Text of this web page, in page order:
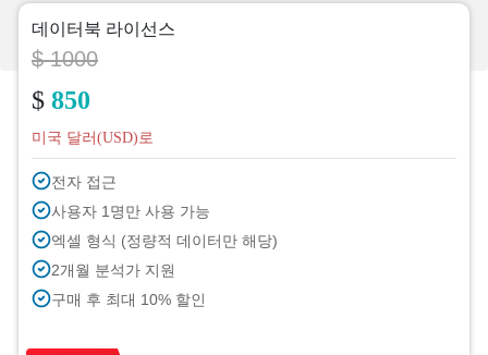
데이터북 라이선스
$ 1000
$ 850
미국 달러(USD)로
전자 접근
사용자 1명만 사용 가능
엑셀 형식 (정량적 데이터만 해당)
2개월 분석가 지원
구매 후 최대 10% 할인